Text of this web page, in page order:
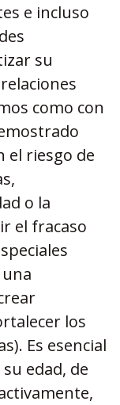
e incluso
su
como con
el riesgo de
o la
el fracaso
los
Es esencial
edad, de